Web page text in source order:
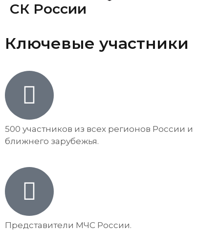
СК России
Ключевые участники
500 участников из всех регионов России и
ближнего зарубежья.
Представители МЧС России.